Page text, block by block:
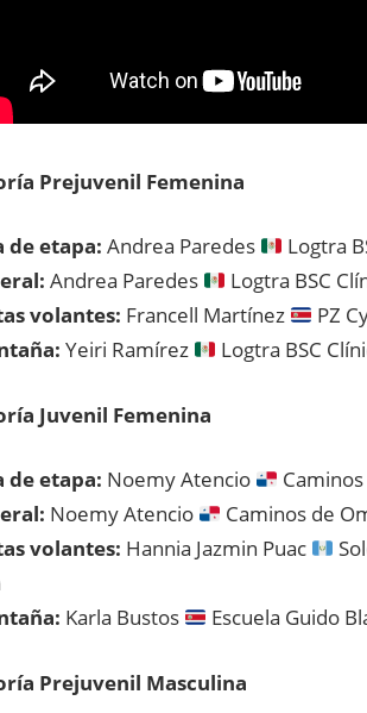
Prejuvenil Femenina
de etapa: Andrea Paredes
Logtra
Andrea Paredes
Logtra BSC
volantes: Francell Martínez
PZ
Yeiri Ramírez Logtra BSC
Juvenil Femenina
de etapa: Noemy Atencio
Noemy Atencio
Caminos de
volantes: Hannia Jazmin Puac
Karla Bustos Escuela Guido
Prejuvenil Masculina